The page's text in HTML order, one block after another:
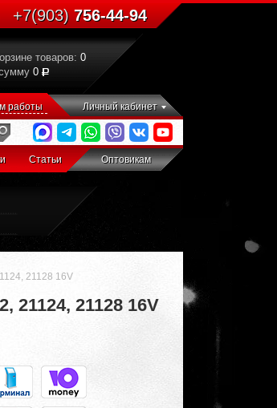
+7(903)756-44-94
товаров: 0
0
работы Личный кабинет
Статьи Оптовикам
21128 16V
21124, 21128 16V